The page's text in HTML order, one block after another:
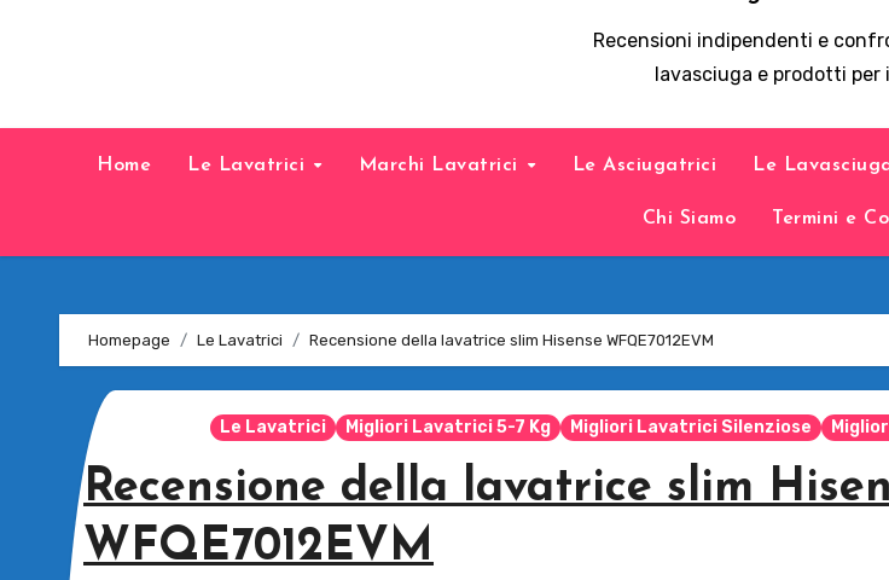
Recensioni indipendenti e
lavasciuga e prodotti per
Home Le Lavatrici Marchi Lavatrici Le Asciugatrici Le
Chi Siamo Termini e
Homepage Le Lavatrici Recensione della lavatrice slim Hisense WFQE7012EVM
Le Lavatrici Migliori Lavatrici 5-7 Kg Migliori Lavatrici Silenziose
Recensione della lavatrice slim
WFQE7012EVM